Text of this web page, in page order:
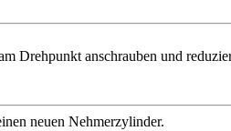
Drehpunkt anschrauben und
neuen Nehmerzylinder.